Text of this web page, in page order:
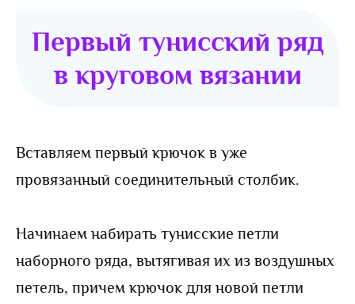
Первый тунисский ряд
в круговом вязании
Вставляем первый крючок в уже
провязанный соединительный столбик.
Начинаем набирать тунисские петли
наборного ряда, вытягивая их из воздушных
петель, причем крючок для новой петли